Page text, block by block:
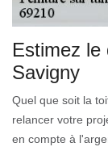
Estimez le
Savigny
Quel que soit la
relancer votre
en compte à